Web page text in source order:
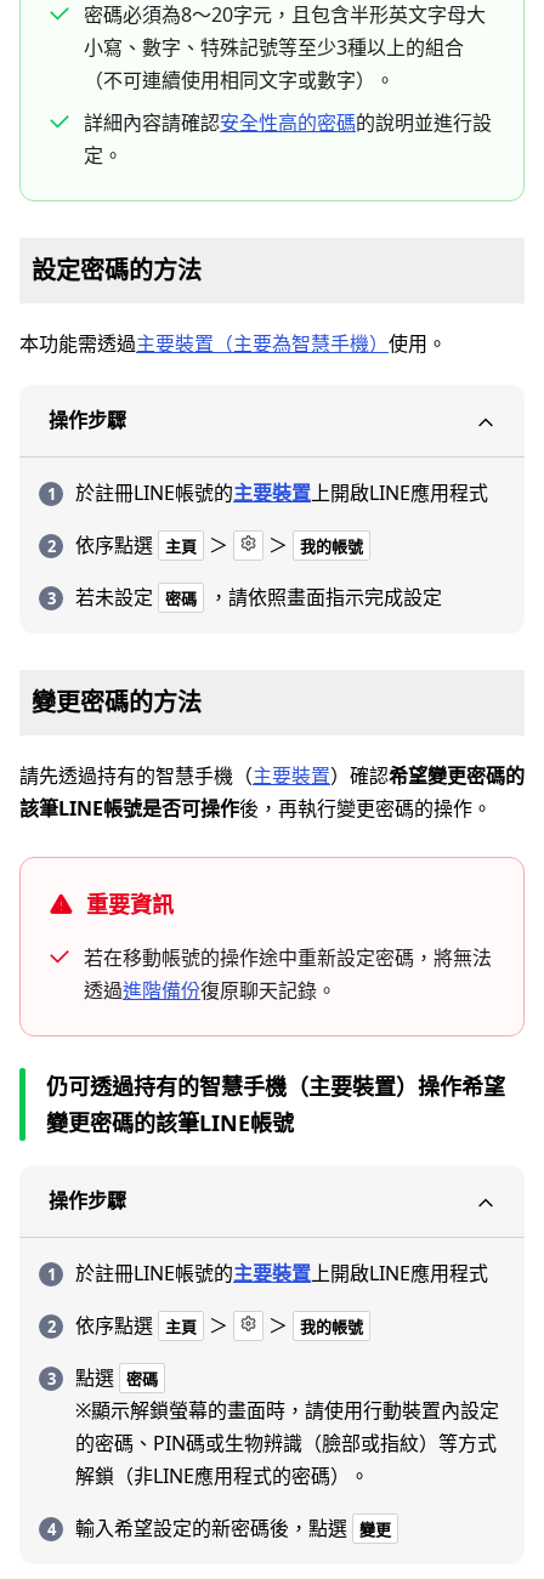
密碼必須為8～20字元，且包含半形英文字母大
小寫、數字、特殊記號等至少3種以上的組合
（不可連續使用相同文字或數字）。
詳細內容請確認安全性高的密碼的說明並進行設
定。
設定密碼的方法
本功能需透過主要裝置（主要為智慧手機） 使用。
操作步驟
於註冊LINE帳號的主要裝置上開啟LINE應用程式
依序點選 主頁 ＞ ＞ 我的帳號
若未設定 密碼 ，請依照畫面指示完成設定
變更密碼的方法
請先透過持有的智慧手機（主要裝置）確認希望變更密碼的
該筆LINE帳號是否可操作後，再執行變更密碼的操作。
重要資訊
若在移動帳號的操作途中重新設定密碼，將無法
透過進階備份復原聊天記錄。
仍可透過持有的智慧手機（主要裝置）操作希望
變更密碼的該筆LINE帳號
操作步驟
於註冊LINE帳號的主要裝置上開啟LINE應用程式
依序點選 主頁 ＞ ＞ 我的帳號
點選 密碼
※顯示解鎖螢幕的畫面時，請使用行動裝置內設定
的密碼、PIN碼或生物辨識（臉部或指紋）等方式
解鎖（非LINE應用程式的密碼）。
輸入希望設定的新密碼後，點選 變更